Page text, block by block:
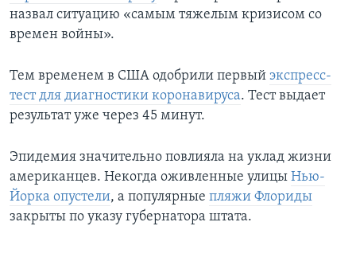
назвал ситуацию «самым тяжелым кризисом со
времен войны».
Тем временем в США одобрили первый экспресс-
тест для диагностики коронавируса. Тест выдает
результат уже через 45 минут.
Эпидемия значительно повлияла на уклад жизни
американцев. Некогда оживленные улицы Нью-
Йорка опустели, а популярные пляжи Флориды
закрыты по указу губернатора штата.